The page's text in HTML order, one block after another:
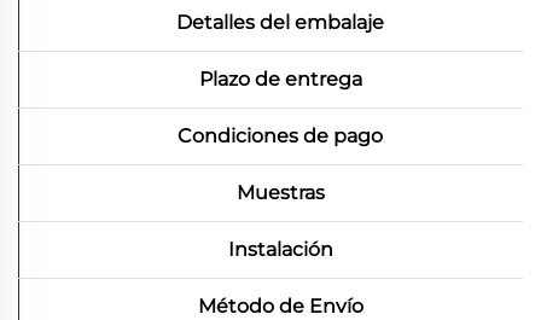
Detalles del embalaje
Plazo de entrega
Condiciones de pago
Muestras
Instalación
Método de Envío